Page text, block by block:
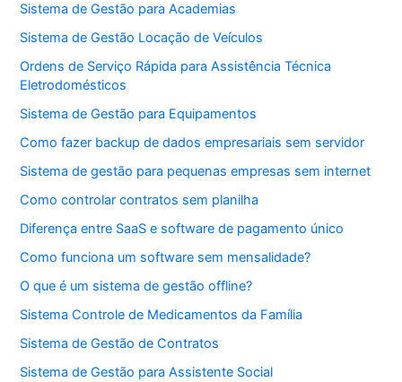
Sistema de Gestão para Academias
Sistema de Gestão Locação de Veículos
Ordens de Serviço Rápida para Assistência Técnica
Eletrodomésticos
Sistema de Gestão para Equipamentos
Como fazer backup de dados empresariais sem servidor
Sistema de gestão para pequenas empresas sem internet
Como controlar contratos sem planilha
Diferença entre SaaS e software de pagamento único
Como funciona um software sem mensalidade?
O que é um sistema de gestão offline?
Sistema Controle de Medicamentos da Família
Sistema de Gestão de Contratos
Sistema de Gestão para Assistente Social